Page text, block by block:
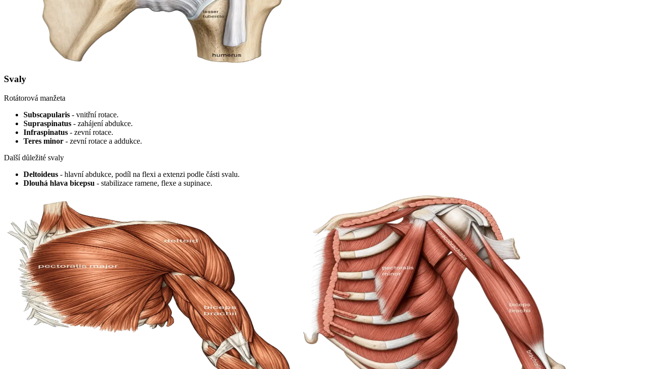
Svaly
Rotátorová manžeta
Subscapularis - vnitřní rotace.
Supraspinatus - zahájení abdukce.
Infraspinatus - zevní rotace.
Teres minor - zevní rotace a addukce.
Další důležité svaly
Deltoideus - hlavní abdukce, podíl na flexi a extenzi podle části svalu.
Dlouhá hlava bicepsu - stabilizace ramene, flexe a supinace.